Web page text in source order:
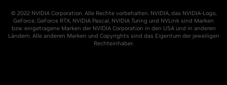
© 2022 NVIDIA Corporation. Alle Rechte vorbehalten. NVIDIA, das NVIDIA-Logo,
GeForce, GeForce RTX, NVIDIA Pascal, NVIDIA Turing und NVLink sind Marken
bzw. eingetragene Marken der NVIDIA Corporation in den USA und in anderen
Ländern. Alle anderen Marken und Copyrights sind das Eigentum der jeweiligen
Rechteinhaber.